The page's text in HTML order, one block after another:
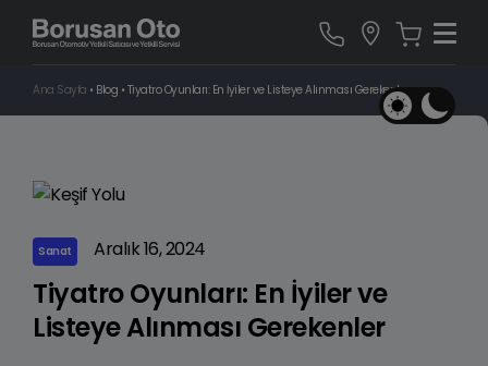
Ana Sayfa • Blog • Tiyatro Oyunları: En İyiler ve Listeye Alınması Gerekenler
Sanat Aralık 16, 2024
Tiyatro Oyunları: En İyiler ve
Listeye Alınması Gerekenler